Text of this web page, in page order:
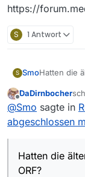
https://
S 1 Antwort
S SmoHatten die
Auf jeden
Oder halt
eh
der
Offline
DaDirnbocher
@Smo sagte in
abgeschlossen
Hatten die
ORF?